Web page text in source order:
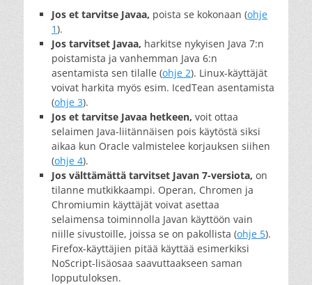
Jos et tarvitse Javaa, poista se kokonaan (ohje
1).
Jos tarvitset Javaa, harkitse nykyisen Java 7:n
poistamista ja vanhemman Java 6:n
asentamista sen tilalle (ohje 2). Linux-käyttäjät
voivat harkita myös esim. IcedTean asentamista
(ohje 3).
Jos et tarvitse Javaa hetkeen, voit ottaa
selaimen Java-liitännäisen pois käytöstä siksi
aikaa kun Oracle valmistelee korjauksen siihen
(ohje 4).
Jos välttämättä tarvitset Javan 7-versiota, on
tilanne mutkikkaampi. Operan, Chromen ja
Chromiumin käyttäjät voivat asettaa
selaimensa toiminnolla Javan käyttöön vain
niille sivustoille, joissa se on pakollista (ohje 5).
Firefox-käyttäjien pitää käyttää esimerkiksi
NoScript-lisäosaa saavuttaakseen saman
lopputuloksen.